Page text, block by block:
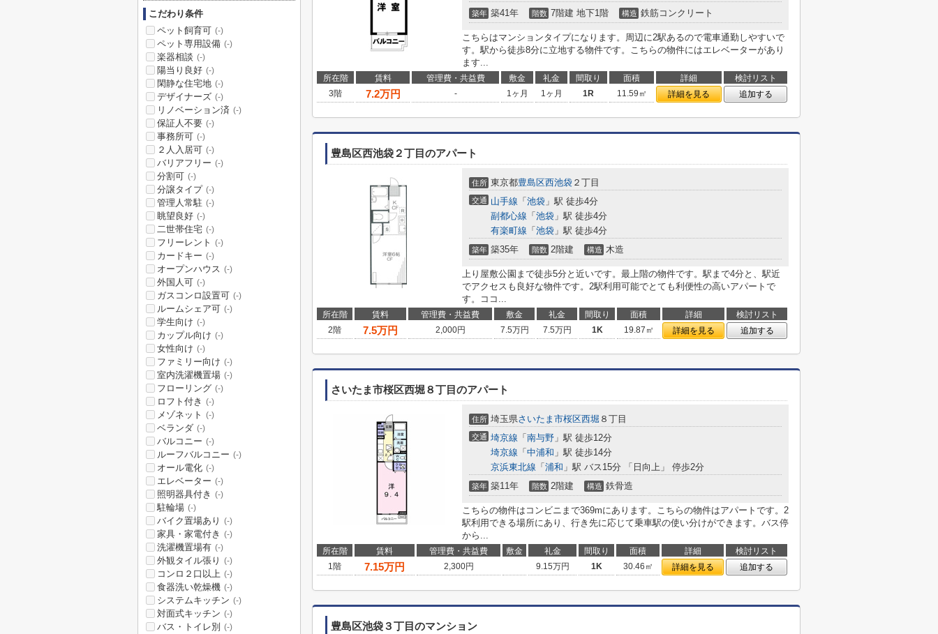
築年 築41年 階数 7階建 地下1階 構造 鉄筋コンクリート
こちらはマンションタイプになります。周辺に2駅あるので電車通勤しやすいで
す。駅から徒歩8分に立地する物件です。こちらの物件にはエレベーターがあり
ます...
所在階 賃料 管理費・共益費 敷金 礼金 間取り 面積 詳細
検討リスト
3階
7.2万円 - 1ヶ月 1ヶ月 1R 11.59㎡ 詳細を見る 追加する
豊島区西池袋２丁目のアパート
住所 東京都豊島区西池袋 ２丁目
交通 山手線 「 池袋 」駅 徒歩4分
副都心線 「 池袋 」駅 徒歩4分
有楽町線 「 池袋 」駅 徒歩4分
築年 築35年 階数 2階建 構造 木造
上り屋敷公園まで徒歩5分と近いです。最上階の物件です。駅まで4分と、駅近
でアクセスも良好な物件です。2駅利用可能でとても利便性の高いアパートで
す。ココ...
所在階 賃料 管理費・共益費 敷金 礼金 間取り 面積 詳細
検討リスト
2階
7.5万円 2,000円 7.5万円 7.5万円 1K 19.87㎡ 詳細を見る 追加する
さいたま市桜区西堀８丁目のアパート
住所 埼玉県さいたま市桜区西堀 ８丁目
交通 埼京線 「 南与野 」駅 徒歩12分
埼京線 「 中浦和 」駅 徒歩14分
京浜東北線 「 浦和 」駅 バス15分 「日向上」 停歩2分
築年 築11年 階数 2階建 構造 鉄骨造
こちらの物件はコンビニまで369mにあります。こちらの物件はアパートです。2
駅利用できる場所にあり、行き先に応じて乗車駅の使い分けができます。バス停
から...
所在階 賃料 管理費・共益費 敷金 礼金 間取り 面積 詳細
検討リスト
1階
7.15万円 2,300円 9.15万円 1K 30.46㎡ 詳細を見る 追加する
豊島区池袋３丁目のマンション
こだわり条件
ペット飼育可 (-)
ペット専用設備 (-)
楽器相談 (-)
陽当り良好 (-)
閑静な住宅地 (-)
デザイナーズ (-)
リノベーション済 (-)
保証人不要 (-)
事務所可 (-)
２人入居可 (-)
バリアフリー (-)
分割可 (-)
分譲タイプ (-)
管理人常駐 (-)
眺望良好 (-)
二世帯住宅 (-)
フリーレント (-)
カードキー (-)
オープンハウス (-)
外国人可 (-)
ガスコンロ設置可 (-)
ルームシェア可 (-)
学生向け (-)
カップル向け (-)
女性向け (-)
ファミリー向け (-)
室内洗濯機置場 (-)
フローリング (-)
ロフト付き (-)
メゾネット (-)
ベランダ (-)
バルコニー (-)
ルーフバルコニー (-)
オール電化 (-)
エレベーター (-)
照明器具付き (-)
駐輪場 (-)
バイク置場あり (-)
家具・家電付き (-)
洗濯機置場有 (-)
外観タイル張り (-)
コンロ２口以上 (-)
食器洗い乾燥機 (-)
システムキッチン (-)
対面式キッチン (-)
バス・トイレ別 (-)